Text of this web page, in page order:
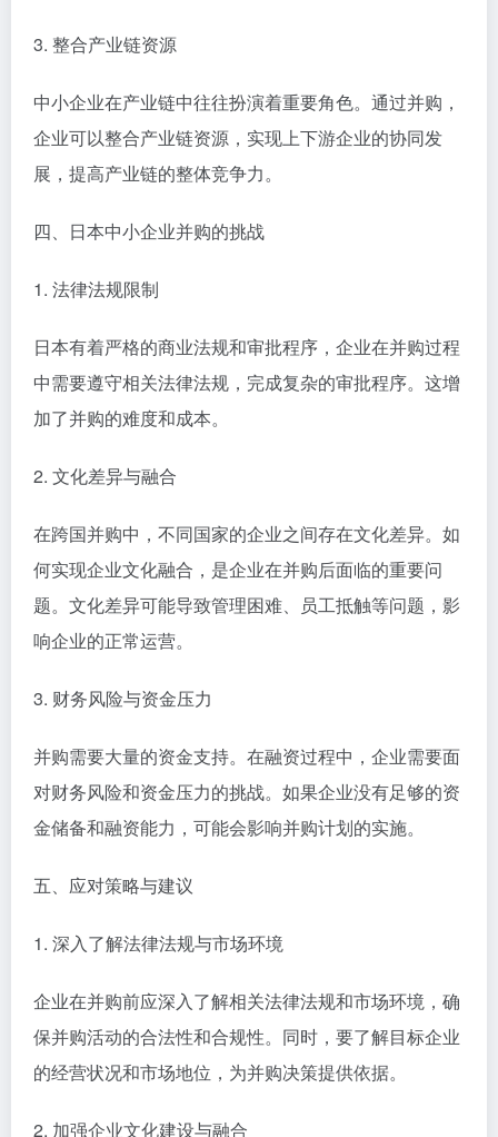
3. 整合产业链资源
中小企业在产业链中往往扮演着重要角色。通过并购，
企业可以整合产业链资源，实现上下游企业的协同发
展，提高产业链的整体竞争力。
四、日本中小企业并购的挑战
1. 法律法规限制
日本有着严格的商业法规和审批程序，企业在并购过程
中需要遵守相关法律法规，完成复杂的审批程序。这增
加了并购的难度和成本。
2. 文化差异与融合
在跨国并购中，不同国家的企业之间存在文化差异。如
何实现企业文化融合，是企业在并购后面临的重要问
题。文化差异可能导致管理困难、员工抵触等问题，影
响企业的正常运营。
3. 财务风险与资金压力
并购需要大量的资金支持。在融资过程中，企业需要面
对财务风险和资金压力的挑战。如果企业没有足够的资
金储备和融资能力，可能会影响并购计划的实施。
五、应对策略与建议
1. 深入了解法律法规与市场环境
企业在并购前应深入了解相关法律法规和市场环境，确
保并购活动的合法性和合规性。同时，要了解目标企业
的经营状况和市场地位，为并购决策提供依据。
2. 加强企业文化建设与融合